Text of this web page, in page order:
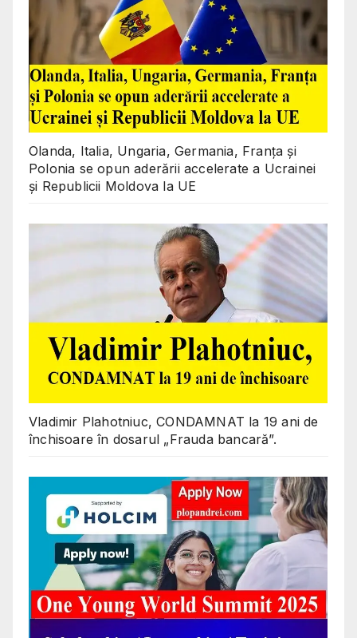
Olanda, Italia, Ungaria, Germania, Franța și
Polonia se opun aderării accelerate a Ucrainei
și Republicii Moldova la UE
Vladimir Plahotniuc, CONDAMNAT la 19 ani de
închisoare în dosarul „Frauda bancară”.